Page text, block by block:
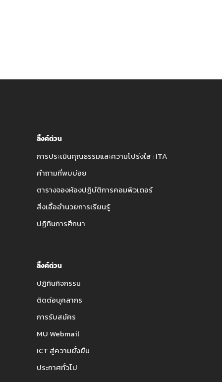
ลิ้งค์ด่วน
การประเมินคุณธรรมและความโปร่งใส : ITA
คำถามที่พบบ่อย
ตารางจองห้องปฏิบัติการคอมพิวเตอร์
สิ่งเอื้ออำนวยการเรียนรู้
ปฏิทินการศึกษา
ลิ้งค์ด่วน
ปฏิทินกิจกรรม
ติดต่อบุคลากร
การรับสมัคร
MU Webmail
ICT สู่ความยั่งยืน
ประกาศทั่วไป